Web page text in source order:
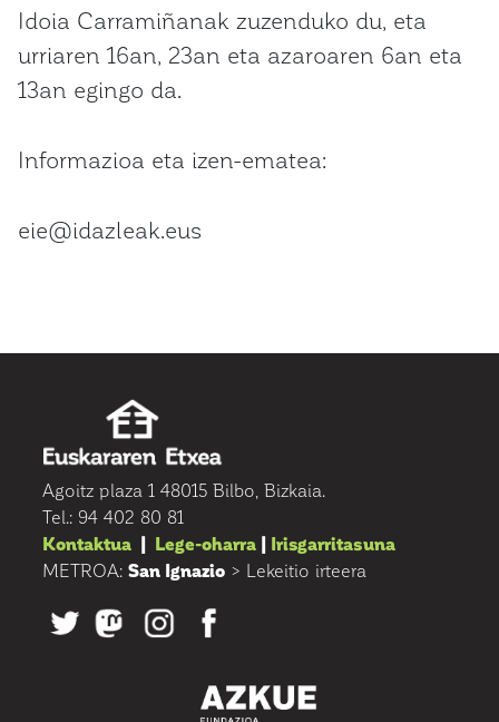
Idoia Carramiñanak zuzenduko du, eta
urriaren 16an, 23an eta azaroaren 6an eta
13an egingo da.
Informazioa eta izen-ematea:
eie@idazleak.eus
Agoitz plaza 1 48015 Bilbo, Bizkaia.
Tel.: 94 402 80 81
Kontaktua | Lege-oharra | Irisgarritasuna
METROA: San Ignazio > Lekeitio irteera